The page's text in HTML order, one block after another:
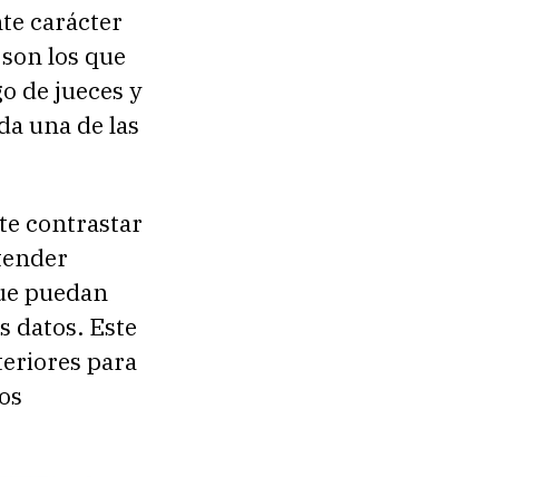
carácter
los que
de jueces y
una de las
contrastar
puedan
datos. Este
para